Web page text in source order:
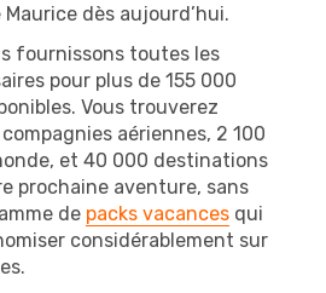
dès aujourd’hui.
fournissons toutes les
pour plus de 155 000
Vous trouverez
aériennes, 2 100
et 40 000 destinations
prochaine aventure, sans
de packs vacances qui
considérablement sur